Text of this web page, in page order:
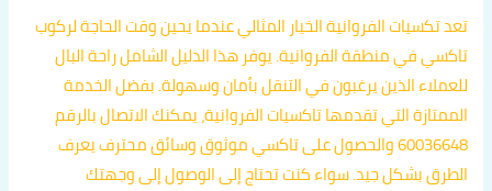
تعد تكسيات الفروانية الخيار المثالي عندما يحين وقت الحاجة لركوب
تاكسي في منطقة الفروانية. يوفر هذا الدليل الشامل راحة البال
للعملاء الذين يرغبون في التنقل بأمان وسهولة. بفضل الخدمة
الممتازة التي تقدمها تاكسيات الفروانية، يمكنك الاتصال بالرقم
60036648 والحصول على تاكسي موثوق وسائق محترف يعرف
الطرق بشكل جيد. سواء كنت تحتاج إلى الوصول إلى وجهتك